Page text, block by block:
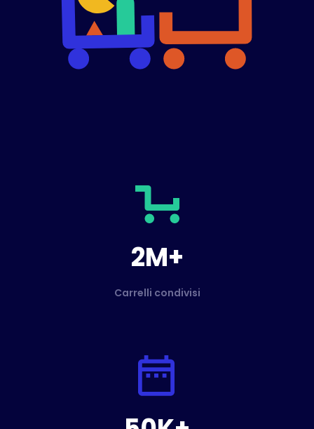
2M+
Carrelli condivisi